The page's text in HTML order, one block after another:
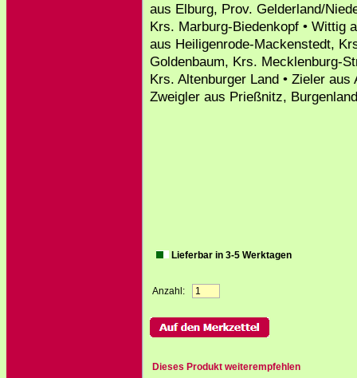
aus Elburg, Prov. Gelderland/
Krs. Marburg-Biedenkopf • Wittig
aus Heiligenrode-Mackenstedt,
Goldenbaum, Krs. Mecklenburg-
Krs. Altenburger Land • Zieler
Zweigler aus Prießnitz,
Lieferbar in 3-5 Werktagen
Anzahl:
Dieses Produkt weiterempfehlen